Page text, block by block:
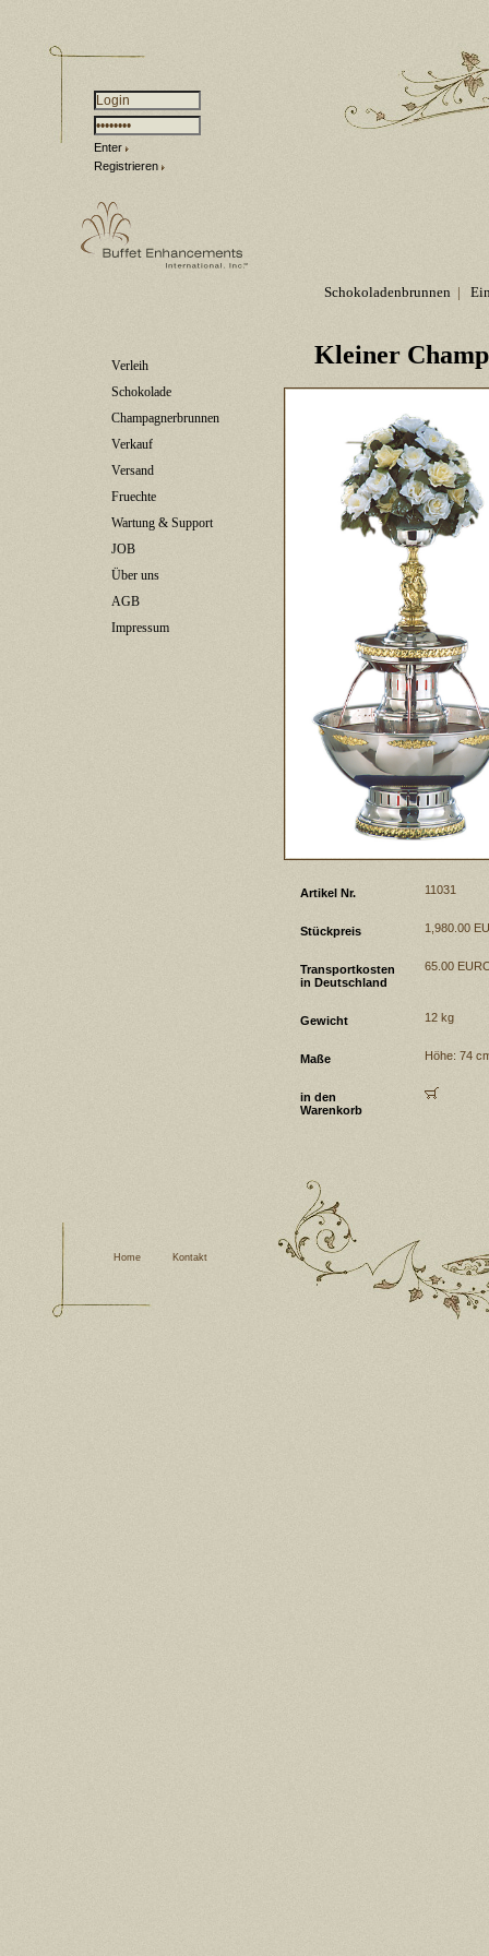
Enter
Registrieren
Verleih
Schokolade
Champagnerbrunnen
Verkauf
Versand
Fruechte
Wartung & Support
JOB
Über uns
AGB
Impressum
Schokoladenbrunnen |
Kleiner
Artikel Nr. 11031
Stückpreis 1,980.00
Transportkosten
in Deutschland
65.00
Gewicht 12 kg
Maße Höhe: 74
in den
Warenkorb
Home Kontakt